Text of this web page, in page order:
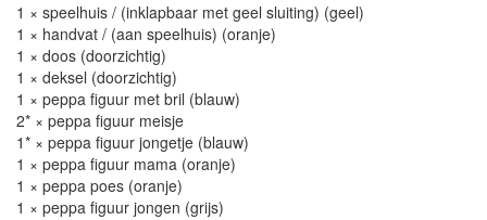
1 × speelhuis / (inklapbaar met geel sluiting) (geel)
1 × handvat / (aan speelhuis) (oranje)
1 × doos (doorzichtig)
1 × deksel (doorzichtig)
1 × peppa figuur met bril (blauw)
2* × peppa figuur meisje
1* × peppa figuur jongetje (blauw)
1 × peppa figuur mama (oranje)
1 × peppa poes (oranje)
1 × peppa figuur jongen (grijs)